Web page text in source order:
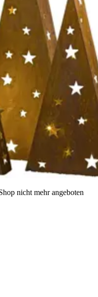
nicht mehr angeboten